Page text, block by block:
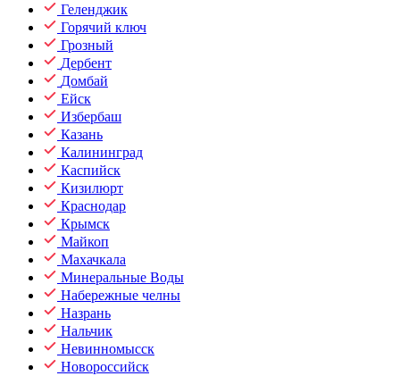
Геленджик
Горячий ключ
Грозный
Дербент
Домбай
Ейск
Избербаш
Казань
Калининград
Каспийск
Кизилюрт
Краснодар
Крымск
Майкоп
Махачкала
Минеральные Воды
Набережные челны
Назрань
Нальчик
Невинномысск
Новороссийск